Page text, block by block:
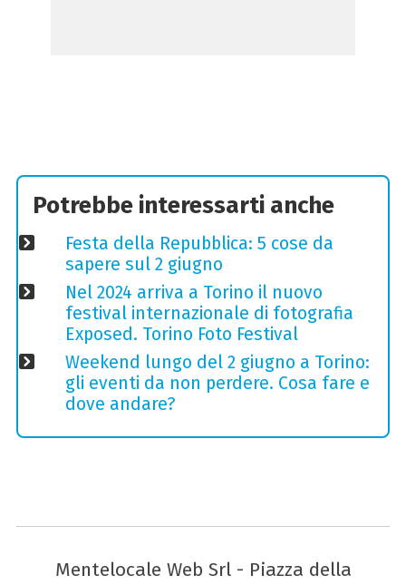
Potrebbe interessarti anche
Festa della Repubblica: 5 cose da
sapere sul 2 giugno
Nel 2024 arriva a Torino il nuovo
festival internazionale di fotografia
Exposed. Torino Foto Festival
Weekend lungo del 2 giugno a Torino:
gli eventi da non perdere. Cosa fare e
dove andare?
Mentelocale Web Srl - Piazza della